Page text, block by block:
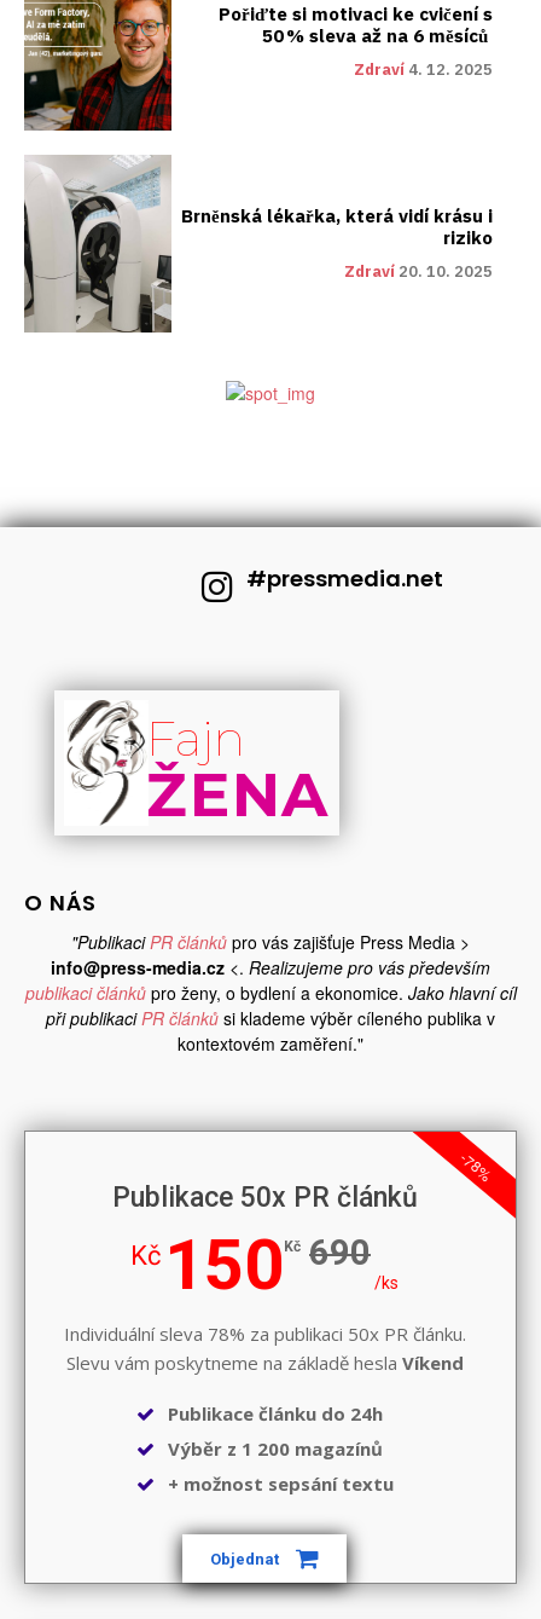
Pořiďte si motivaci ke cvičení s
50 % sleva až na 6 měsíců
Zdraví 4. 12. 2025
Brněnská lékařka, která vidí krásu i
riziko
Zdraví 20. 10. 2025
#pressmedia.net
Fajn
ŽENA
O NÁS
"PublikaciPR článků pro vás zajišťuje Press Media >
info@press-media.cz <. Realizujeme pro vás především
publikaci článkůpro ženy, o bydlení a ekonomice. Jako hlavní cíl
při publikaciPR článků si klademe výběr cíleného publika v
kontextovém zaměření."
-78%
Publikace 50x PR článků
Kč 150 Kč 690
/ks
Individuální sleva 78% za publikaci 50x PR článku.
Slevu vám poskytneme na základě hesla Víkend
Publikace článku do 24h
Výběr z 1 200 magazínů
+ možnost sepsání textu
Objednat